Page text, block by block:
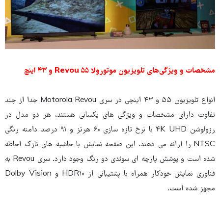
مشخصات و ویژگی‌های تلویزیون موتورولا Revou ۵۵ و ۴۳ اینچ
انواع تلویزیون ۵۵ و ۴۳ اینچی در سری Motorola Revou جدا از چند
تفاوت دارای مشخصات و ویژگی های یکسانی هستند، هر دو مدل در
رزولوشن ۴K UHD با نرخ تازه سازی ۶۰ هرتز و ۹۱ درصد دامنه رنگی
NTSC را ارائه می دهند. این صفحه نمایش با حاشیه های نازک احاطه
شده است و پوشش پارچه ای سوئدی دو رنگ وجود دارد. سری Revou به
فناوری نمایش خودکار همراه با پشتیبانی از HDR۱۰ و Dolby Vision
مجهز شده است.